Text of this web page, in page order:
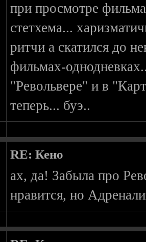
при просмотре
стетхема...
ритчи а скатился до
фильмах-
"Револьвере" и в
теперь... буэ..
RE: Кено
ах, да! Забыла про
нравится, но